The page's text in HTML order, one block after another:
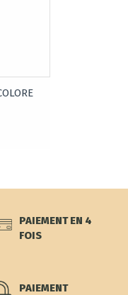
PAIEMENT EN 4
FOIS
PAIEMENT